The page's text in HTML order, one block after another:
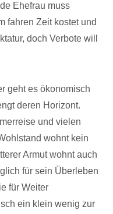
Ehefrau muss
fahren Zeit kostet und
doch Verbote will
geht es ökonomisch
deren Horizont.
und vielen
wohnt kein
Armut wohnt auch
für sein Überleben
für Weiter
ein klein wenig zur